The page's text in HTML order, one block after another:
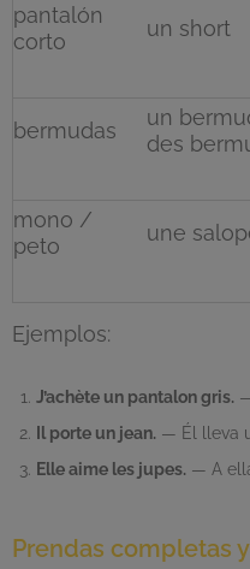
pantalón
corto
un short
bermudas
un
des
mono /
peto
une
Ejemplos:
J’achète un pantalon gris.
Il porte un jean. — Él lleva
Elle aime les jupes. — A
Prendas completas